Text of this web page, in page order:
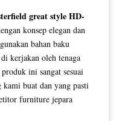
great style HD-
konsep elegan dan
bahan baku
kerjakan oleh tenaga
ini sangat sesuai
buat dan yang pasti
furniture jepara